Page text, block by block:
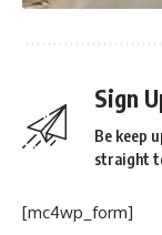
Sign
Be keep
straight
[mc4wp_form]